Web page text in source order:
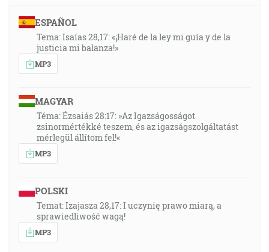
ESPAÑOL
Tema: Isaías 28,17: «¡Haré de la ley mi guía y de la
justicia mi balanza!»
MP3
MAGYAR
Téma: Ézsaiás 28:17: »Az Igazságosságot
zsinormértékké teszem, és az igazságszolgáltatást
mérlegül állítom fel!«
MP3
POLSKI
Temat: Izajasza 28,17: I uczynię prawo miarą, a
sprawiedliwość wagą!
MP3